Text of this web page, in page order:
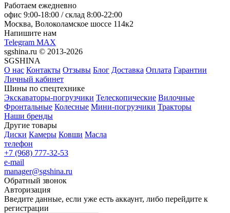
Работаем ежедневно
офис 9:00-18:00 / склад 8:00-22:00
Москва, Волоколамское шоссе 114к2
Напишите нам
Telegram MAX
sgshina.ru © 2013-2026
SGSHINA
О нас Контакты Отзывы Блог Доставка Оплата Гарантии
Личный кабинет
Шины по спецтехнике
Экскаваторы-погрузчики Телескопические Вилочные
Фронтальные Колесные Мини-погрузчики Тракторы
Наши бренды
Другие товары
Диски Камеры Ковши Масла
телефон
+7 (968) 777-32-53
e-mail
manager@sgshina.ru
Обратный звонок
Авторизация
Введите данные, если уже есть аккаунт, либо перейдите к
регистрации